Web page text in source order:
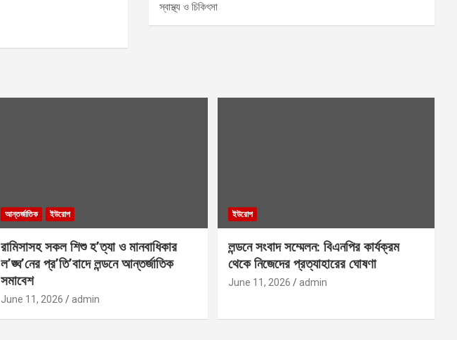
স্বাস্থ্য ও চিকিৎসা
আন্তর্জাতিক ইউরোপ
রামিসাসহ সকল শিশু হ’ত্যা ও মানবাধিকার
ল’ঙ্ঘ’নের প্র’তি’বাদে লন্ডনে আন্তর্জাতিক
সমাবেশ
June 11, 2026 admin
ইউরোপ
লন্ডনে সংবাদ সম্মেলন: বিএনপির কার্যক্রম
থেকে নিজেদের প্রত্যাহারের ঘোষণা
June 11, 2026 admin